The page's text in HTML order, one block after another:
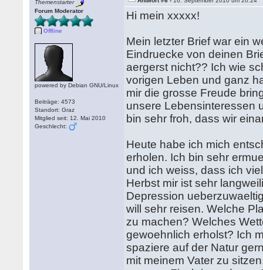
Themenstarter
Forum Moderator
Offline
powered by Debian GNU/Linux
Beiträge: 4573
Standort: Graz
Mitglied seit: 12. Mai 2010
Geschlecht:
Hi mein xxxxx!
Mein letzter Brief war ein
Eindruecke von deinen
aergerst nicht?? Ich wie
vorigen Leben und ganz
mir die grosse Freude
unsere Lebensinteressen
bin sehr froh, dass wir
Heute habe ich mich
erholen. Ich bin sehr
und ich weiss, dass ich
Herbst mir ist sehr
Depression
will sehr reisen. Welche
zu machen? Welches
gewoehnlich erholst? Ich
spaziere auf der Natur
mit meinem Vater zu